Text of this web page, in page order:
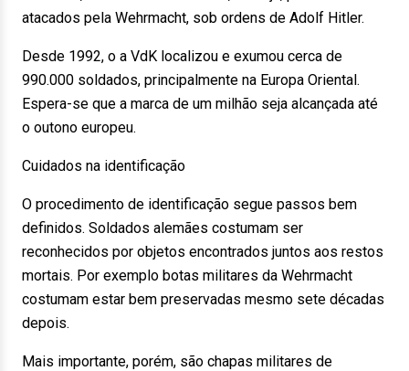
atacados pela Wehrmacht, sob ordens de Adolf Hitler.
Desde 1992, o a VdK localizou e exumou cerca de
990.000 soldados, principalmente na Europa Oriental.
Espera-se que a marca de um milhão seja alcançada até
o outono europeu.
Cuidados na identificação
O procedimento de identificação segue passos bem
definidos. Soldados alemães costumam ser
reconhecidos por objetos encontrados juntos aos restos
mortais. Por exemplo botas militares da Wehrmacht
costumam estar bem preservadas mesmo sete décadas
depois.
Mais importante, porém, são chapas militares de